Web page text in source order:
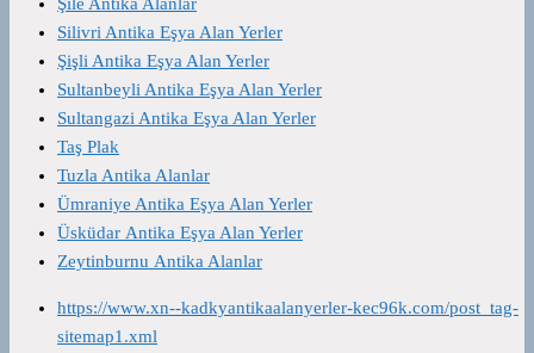
Silivri Antika Eşya Alan Yerler
Şişli Antika Eşya Alan Yerler
Sultanbeyli Antika Eşya Alan Yerler
Sultangazi Antika Eşya Alan Yerler
Taş Plak
Tuzla Antika Alanlar
Ümraniye Antika Eşya Alan Yerler
Üsküdar Antika Eşya Alan Yerler
Zeytinburnu Antika Alanlar
https://www.xn--kadkyantikaalanyerler-kec96k.com/post_tag-
sitemap1.xml